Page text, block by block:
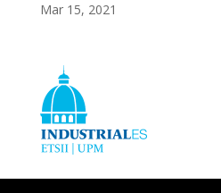
Mar 15, 2021